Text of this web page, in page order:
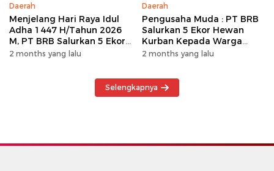
Daerah
Menjelang Hari Raya Idul
Adha 1447 H/Tahun 2026
M, PT BRB Salurkan 5 Ekor
Hewan Kurban Kepada
2 months yang lalu
Daerah
Pengusaha Muda : PT BRB
Salurkan 5 Ekor Hewan
Kurban Kepada Warga
Khususnya Wilayah
2 months yang lalu
Selengkapnya